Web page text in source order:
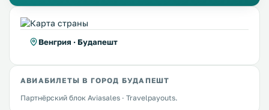
Венгрия · Будапешт
АВИАБИЛЕТЫ В ГОРОД БУДАПЕШТ
Партнёрский блок Aviasales · Travelpayouts.